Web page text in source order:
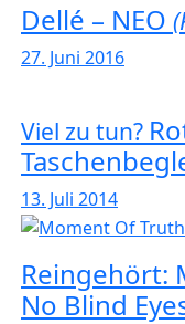
Dellé – NEO
27. Juni 2016
Viel zu tun?
13. Juli 2014
Reingehört:
No Blind